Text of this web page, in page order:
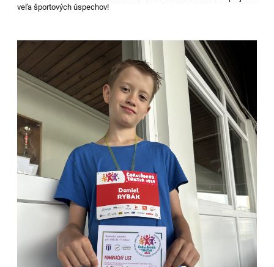
veľa športových úspechov!